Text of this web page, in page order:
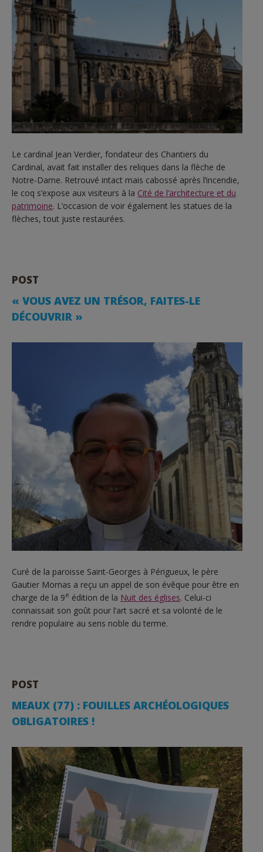
Le cardinal Jean Verdier, fondateur des Chantiers du
Cardinal, avait fait installer des reliques dans la flèche de
Notre-Dame. Retrouvé intact mais cabossé après l’incendie,
le coq s’expose aux visiteurs à la Cité de l’architecture et du
patrimoine. L’occasion de voir également les statues de la
flèches, tout juste restaurées.
POST
« VOUS AVEZ UN TRÉSOR, FAITES-LE
DÉCOUVRIR »
Curé de la paroisse Saint-Georges à Périgueux, le père
Gautier Mornas a reçu un appel de son évêque pour être en
charge de la 9e édition de la Nuit des églises. Celui-ci
connaissait son goût pour l’art sacré et sa volonté de le
rendre populaire au sens noble du terme.
POST
MEAUX (77) : FOUILLES ARCHÉOLOGIQUES
OBLIGATOIRES !